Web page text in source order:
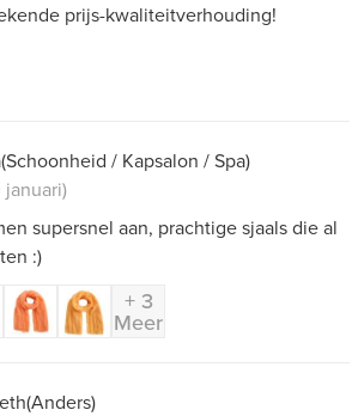
prijs-kwaliteitverhouding!
(Schoonheid / Kapsalon / Spa)
januari)
supersnel aan, prachtige sjaals die al
:)
+ 3
Meer
(Anders)